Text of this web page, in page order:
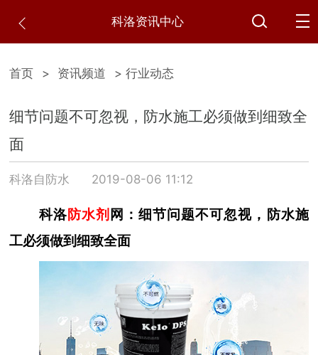
科洛资讯中心
首页 > 资讯频道 > 行业动态
细节问题不可忽视，防水施工必须做到细致全
面
科洛自防水 2019-08-06 11:12
科洛防水剂 网：细节问题不可忽视，防水施
工必须做到细致全面